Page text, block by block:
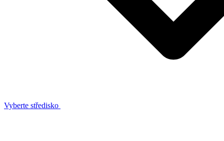
Vyberte středisko